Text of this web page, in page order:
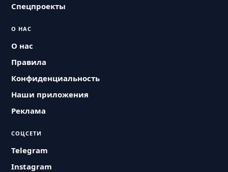
Спецпроекты
О НАС
О нас
Правила
Конфиденциальность
Наши приложения
Реклама
СОЦСЕТИ
Telegram
Instagram